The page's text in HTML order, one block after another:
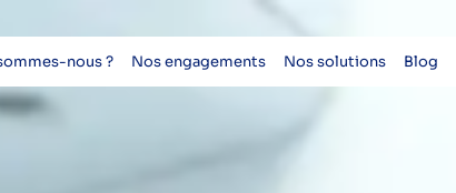
nous ? Nos engagements Nos solutions Blog